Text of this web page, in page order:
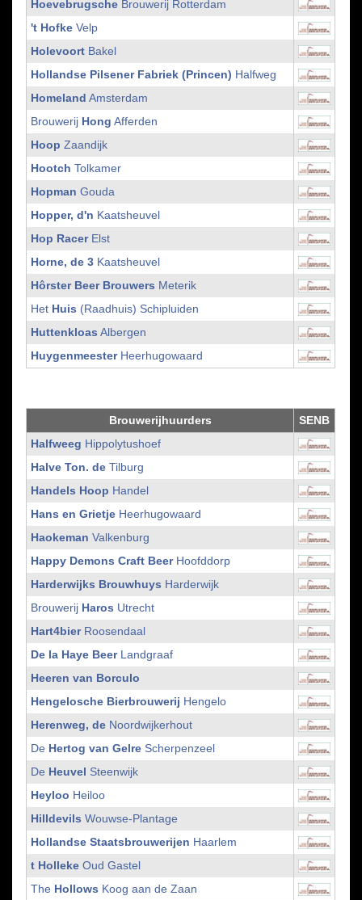
Hoevebrugsche Brouwerij Rotterdam
't Hofke Velp
Holevoort Bakel
Hollandse Pilsener Fabriek (Princen) Halfweg
Homeland Amsterdam
Brouwerij Hong Afferden
Hoop Zaandijk
Hootch Tolkamer
Hopman Gouda
Hopper, d'n Kaatsheuvel
Hop RacerElst
Horne, de 3 Kaatsheuvel
Hôrster Beer Brouwers Meterik
Het Huis (Raadhuis) Schipluiden
Huttenkloas Albergen
HuygenmeesterHeerhugowaard
Brouwerijhuurders
SENB
Halfweeg Hippolytushoef
Halve Ton. de Tilburg
Handels Hoop Handel
Hans en Grietje Heerhugowaard
Haokeman Valkenburg
Happy Demons Craft BeerHoofddorp
Harderwijks Brouwhuys Harderwijk
Brouwerij Haros Utrecht
Hart4bierRoosendaal
De la Haye BeerLandgraaf
Heeren van Borculo
Hengelosche Bierbrouwerij Hengelo
Herenweg, de Noordwijkerhout
De Hertog van Gelre Scherpenzeel
De Heuvel Steenwijk
Heyloo Heiloo
Hilldevils Wouwse-Plantage
Hollandse Staatsbrouwerijen Haarlem
t Holleke Oud Gastel
The Hollows Koog aan de Zaan